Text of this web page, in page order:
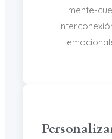
mente-